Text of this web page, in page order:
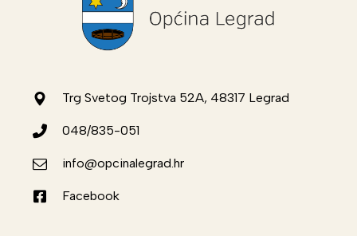
Trg Svetog Trojstva 52A, 48317 Legrad
048/835-051
info@opcinalegrad.hr
Facebook